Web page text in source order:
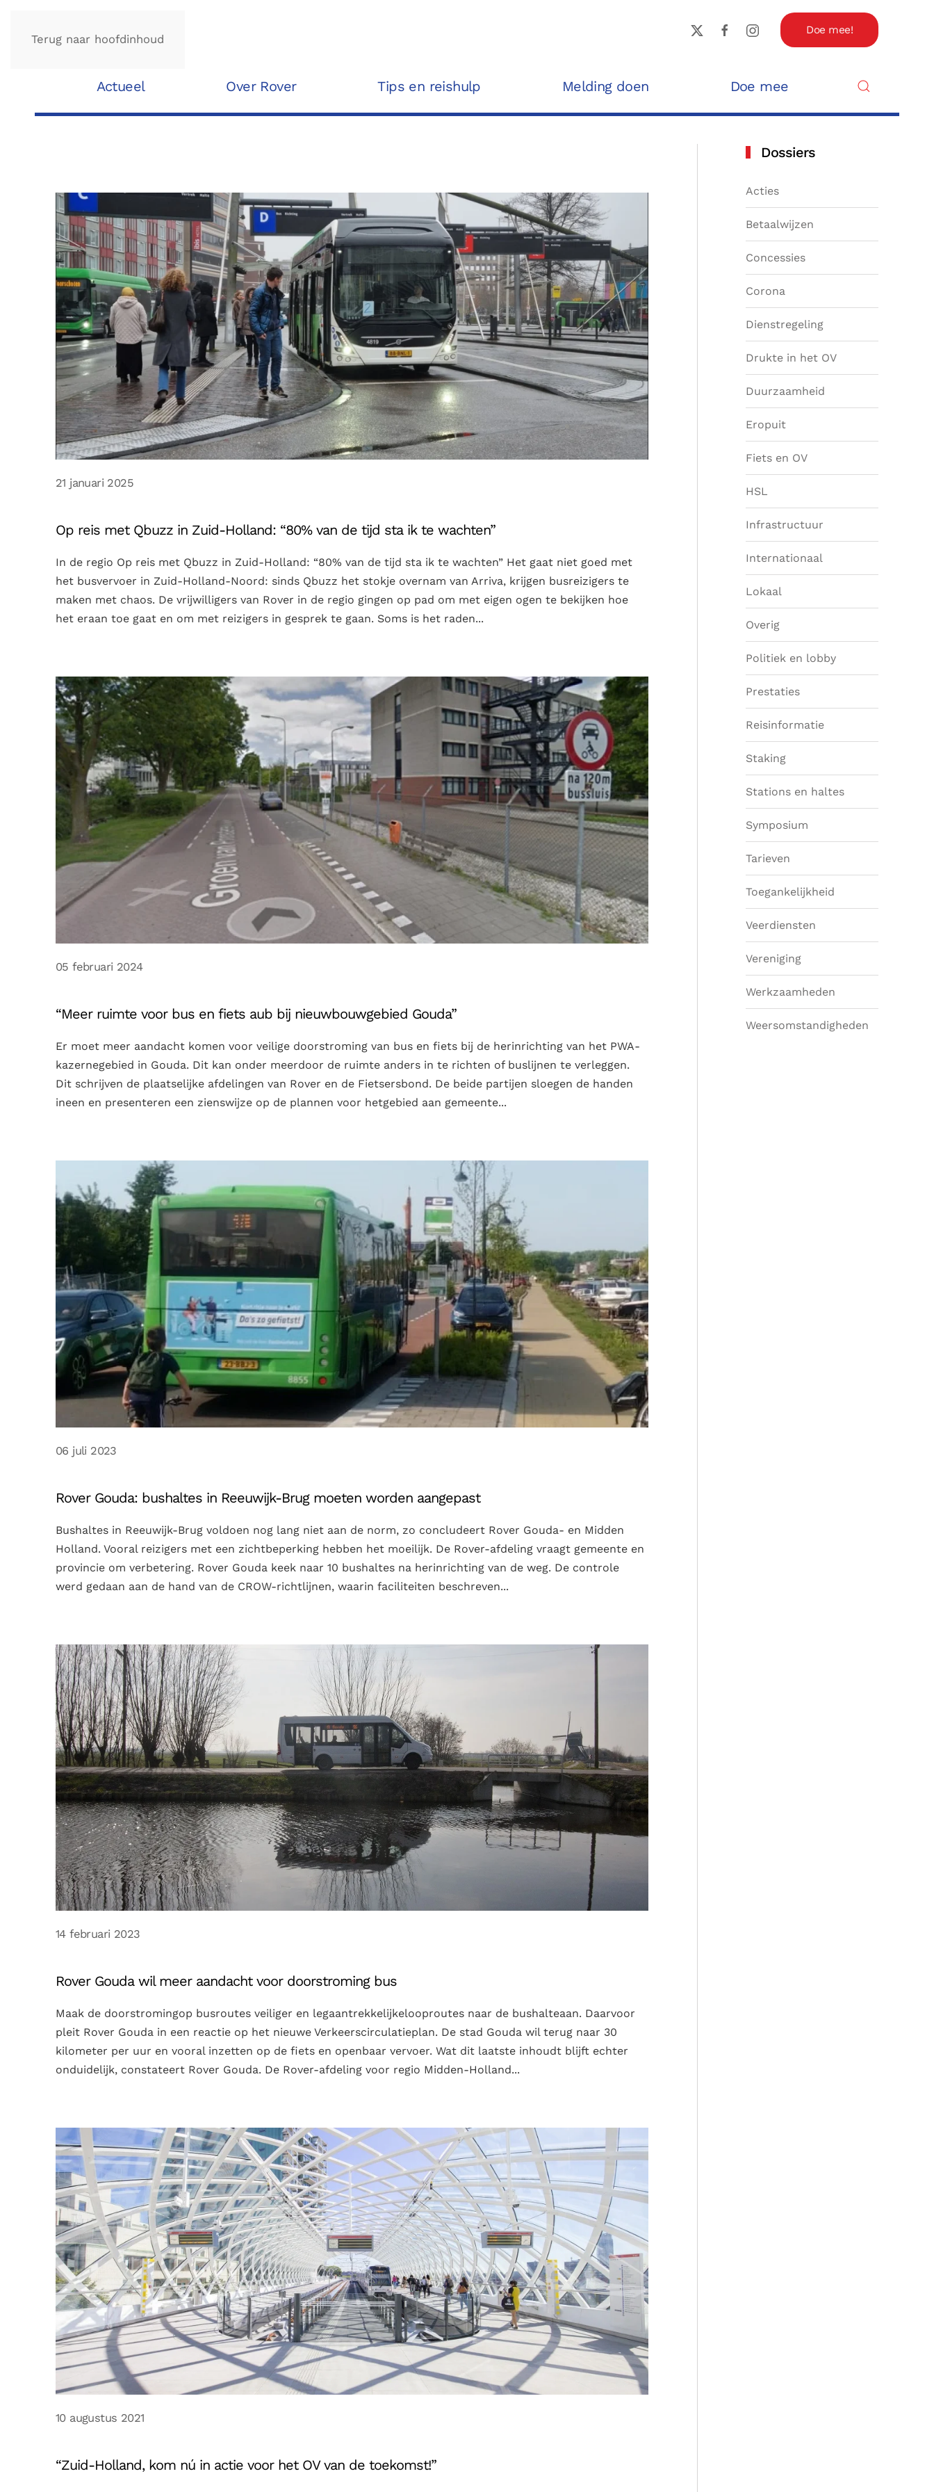
Terug naar hoofdinhoud
Doe mee!
Actueel Over Rover Tips en reishulp Melding doen Doe mee
21 januari 2025
Op reis met Qbuzz in Zuid-Holland: “80% van de tijd sta ik te wachten”
In de regio Op reis met Qbuzz in Zuid-Holland: “80% van de tijd sta ik te wachten” Het gaat niet goed met
het busvervoer in Zuid-Holland-Noord: sinds Qbuzz het stokje overnam van Arriva, krijgen busreizigers te
maken met chaos. De vrijwilligers van Rover in de regio gingen op pad om met eigen ogen te bekijken hoe
het eraan toe gaat en om met reizigers in gesprek te gaan. Soms is het raden...
05 februari 2024
“Meer ruimte voor bus en fiets aub bij nieuwbouwgebied Gouda”
Er moet meer aandacht komen voor veilige doorstroming van bus en fiets bij de herinrichting van het PWA-
kazernegebied in Gouda. Dit kan onder meerdoor de ruimte anders in te richten of buslijnen te verleggen.
Dit schrijven de plaatselijke afdelingen van Rover en de Fietsersbond. De beide partijen sloegen de handen
ineen en presenteren een zienswijze op de plannen voor hetgebied aan gemeente...
06 juli 2023
Rover Gouda: bushaltes in Reeuwijk-Brug moeten worden aangepast
Bushaltes in Reeuwijk-Brug voldoen nog lang niet aan de norm, zo concludeert Rover Gouda- en Midden
Holland. Vooral reizigers met een zichtbeperking hebben het moeilijk. De Rover-afdeling vraagt gemeente en
provincie om verbetering. Rover Gouda keek naar 10 bushaltes na herinrichting van de weg. De controle
werd gedaan aan de hand van de CROW-richtlijnen, waarin faciliteiten beschreven...
14 februari 2023
Rover Gouda wil meer aandacht voor doorstroming bus
Maak de doorstromingop busroutes veiliger en legaantrekkelijkelooproutes naar de bushalteaan. Daarvoor
pleit Rover Gouda in een reactie op het nieuwe Verkeerscirculatieplan. De stad Gouda wil terug naar 30
kilometer per uur en vooral inzetten op de fiets en openbaar vervoer. Wat dit laatste inhoudt blijft echter
onduidelijk, constateert Rover Gouda. De Rover-afdeling voor regio Midden-Holland...
10 augustus 2021
“Zuid-Holland, kom nú in actie voor het OV van de toekomst!”
Dossiers
Acties
Betaalwijzen
Concessies
Corona
Dienstregeling
Drukte in het OV
Duurzaamheid
Eropuit
Fiets en OV
HSL
Infrastructuur
Internationaal
Lokaal
Overig
Politiek en lobby
Prestaties
Reisinformatie
Staking
Stations en haltes
Symposium
Tarieven
Toegankelijkheid
Veerdiensten
Vereniging
Werkzaamheden
Weersomstandigheden